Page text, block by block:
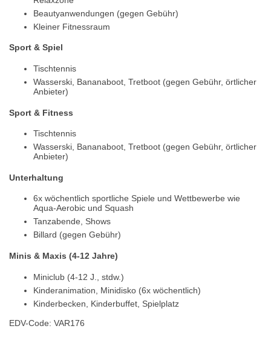
Beautyanwendungen (gegen Gebühr)
Kleiner Fitnessraum
Sport & Spiel
Tischtennis
Wasserski, Bananaboot, Tretboot (gegen Gebühr, örtlicher
Anbieter)
Sport & Fitness
Tischtennis
Wasserski, Bananaboot, Tretboot (gegen Gebühr, örtlicher
Anbieter)
Unterhaltung
6x wöchentlich sportliche Spiele und Wettbewerbe wie
Aqua-Aerobic und Squash
Tanzabende, Shows
Billard (gegen Gebühr)
Minis & Maxis (4-12 Jahre)
Miniclub (4-12 J., stdw.)
Kinderanimation, Minidisko (6x wöchentlich)
Kinderbecken, Kinderbuffet, Spielplatz
EDV-Code: VAR176